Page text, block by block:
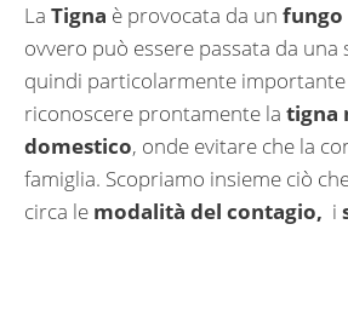
La Tigna è provocata da un fungo
ovvero può essere passata da una
quindi particolarmente
riconoscere prontamente la tigna
domestico, onde evitare che la
famiglia. Scopriamo insieme ciò
circa le modalità del contagio, i